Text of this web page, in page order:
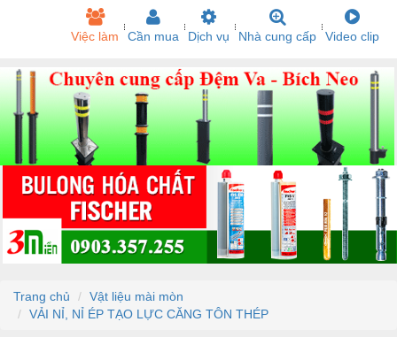
Việc làm Cần mua Dịch vụ Nhà cung cấp Video clip
Trang chủ
Vật liệu mài mòn
VẢI NỈ, NỈ ÉP TẠO LỰC CĂNG TÔN THÉP